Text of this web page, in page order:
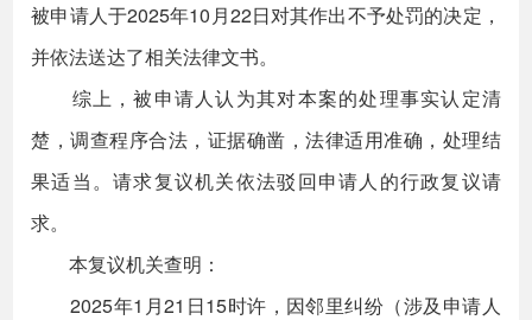
被申请人于2025年10月22日对其作出不予处罚的决定，
并依法送达了相关法律文书。
综上，被申请人认为其对本案的处理事实认定清
楚，调查程序合法，证据确凿，法律适用准确，处理结
果适当。请求复议机关依法驳回申请人的行政复议请
求。
本复议机关查明：
2025年1月21日15时许，因邻里纠纷（涉及申请人